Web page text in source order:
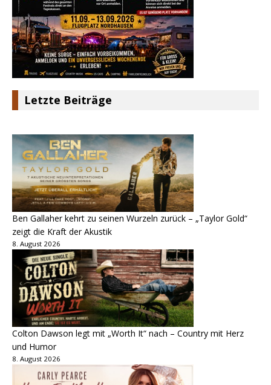
Letzte Beiträge
Ben Gallaher kehrt zu seinen Wurzeln zurück – „Taylor Gold“
zeigt die Kraft der Akustik
8. August 2026
Colton Dawson legt mit „Worth It“ nach – Country mit Herz
und Humor
8. August 2026